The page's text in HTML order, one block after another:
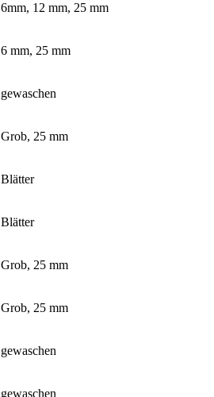
6mm, 12 mm, 25 mm
6 mm, 25 mm
gewaschen
Grob, 25 mm
Blätter
Blätter
Grob, 25 mm
Grob, 25 mm
gewaschen
gewaschen